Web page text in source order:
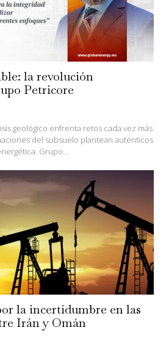
la revolución
Petricore
geológico enfrenta retos cada vez más
del subsuelo plantean auténticos
Grupo...
la incertidumbre en las
Irán y Omán